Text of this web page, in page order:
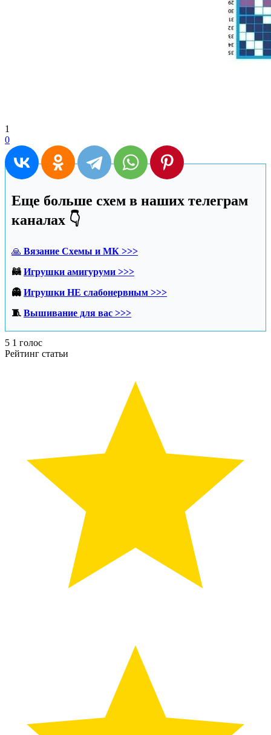
1
0
Еще больше схем в наших телеграм
каналах 👇
🙏 Вязание Схемы и МК >>>
🦝 Игрушки амигуруми >>>
👻 Игрушки НЕ слабонервным >>>
🧵 Вышивание для вас >>>
5 1 голос
Рейтинг статьи